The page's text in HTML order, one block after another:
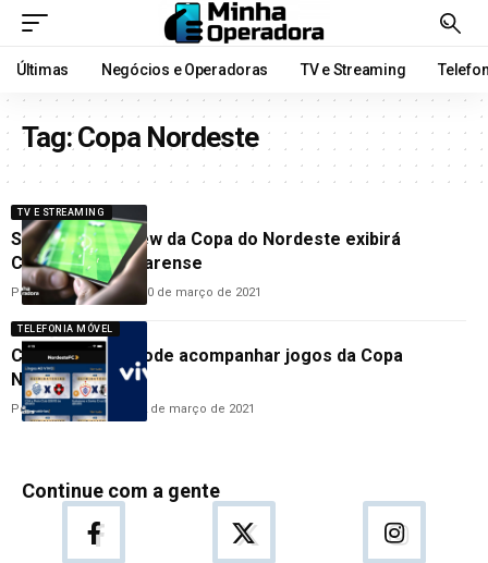
Últimas Negócios e Operadoras TV e Streaming
Tag:Copa Nordeste
TV E STREAMING
SKY: Pay-per-view da Copa do Nordeste exibirá
Campeonato Cearense
PorHemerson Brandão 10 de março de 2021
TELEFONIA MÓVEL
Cliente Vivo já pode acompanhar jogos da Copa
Nordeste
PorHemerson Brandão 2 de março de 2021
Continue com a gente